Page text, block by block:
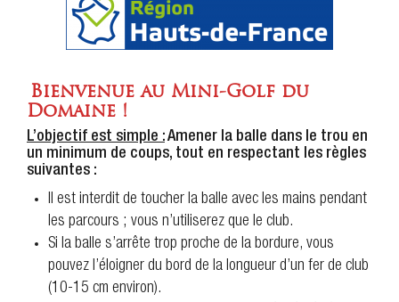
Bienvenue au Mini-Golf du
Domaine !
L’objectif est simple :Amener la balle dans le trou en
un minimum de coups, tout en respectant les règles
suivantes :
Il est interdit de toucher la balle avec les mains pendant
les parcours ; vous n’utiliserez que le club.
Si la balle s’arrête trop proche de la bordure, vous
pouvez l’éloigner du bord de la longueur d’un fer de club
(10-15 cm environ).